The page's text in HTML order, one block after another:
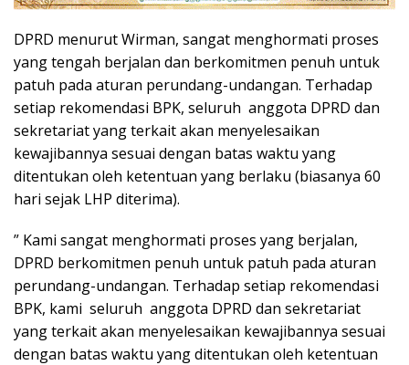
DPRD menurut Wirman, sangat menghormati proses
yang tengah berjalan dan berkomitmen penuh untuk
patuh pada aturan perundang-undangan. Terhadap
setiap rekomendasi BPK, seluruh anggota DPRD dan
sekretariat yang terkait akan menyelesaikan
kewajibannya sesuai dengan batas waktu yang
ditentukan oleh ketentuan yang berlaku (biasanya 60
hari sejak LHP diterima).
” Kami sangat menghormati proses yang berjalan, ​
DPRD berkomitmen penuh untuk patuh pada aturan
perundang-undangan. Terhadap setiap rekomendasi
BPK, kami seluruh anggota DPRD dan sekretariat
yang terkait akan menyelesaikan kewajibannya sesuai
dengan batas waktu yang ditentukan oleh ketentuan